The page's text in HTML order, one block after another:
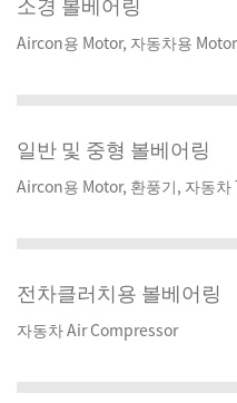
Aircon용 Motor, 자동차용 Motor
일반 및 중형 볼베어링
Aircon용 Motor, 환풍기, 자동
전차클러치용 볼베어링
자동차 Air Compressor